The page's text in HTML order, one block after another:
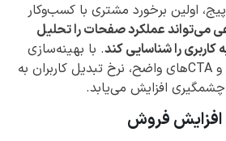
اولین برخورد مشتری با کسب‌وکار
عملکرد صفحات را تحلیل
را شناسایی کند. با بهینه‌سازی
طراحی، محتوای جذاب و CTAهای واضح، نرخ تبدیل کاربران به
افزایش می‌یابد.
افزایش فروش